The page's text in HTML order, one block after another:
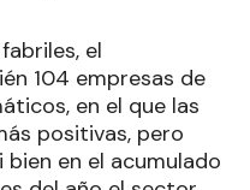
el
104 empresas de
en el que las
positivas, pero
en el acumulado